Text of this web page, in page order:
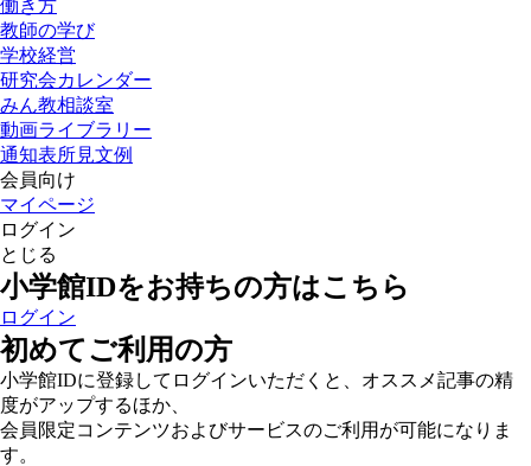
働き方
教師の学び
学校経営
研究会カレンダー
みん教相談室
動画ライブラリー
通知表所見文例
会員向け
マイページ
ログイン
とじる
小学館IDをお持ちの方はこちら
ログイン
初めてご利用の方
小学館IDに登録してログインいただくと、オススメ記事の精
度がアップするほか、
会員限定コンテンツおよびサービスのご利用が可能になりま
す。